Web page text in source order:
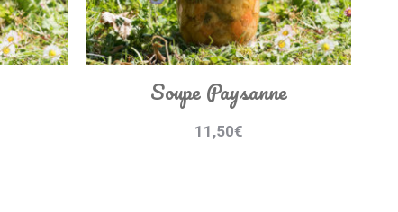
Soupe Paysanne
11,50€